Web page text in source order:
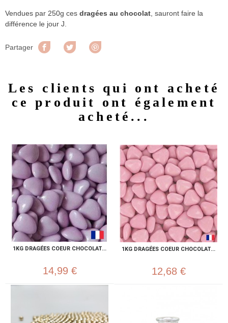
Vendues par 250g ces dragées au chocolat , sauront faire la
différence le jour J.
Partager Partager Tweet
Les clients qui ont acheté
ce produit ont également
acheté...
1KG DRAGÉES COEUR CHOCOLAT...
14,99 €
1KG DRAGÉES COEUR CHOCOLAT...
12,68 €